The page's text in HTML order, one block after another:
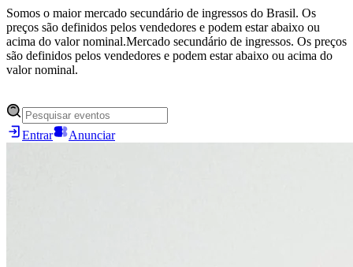
Somos o maior mercado secundário de ingressos do Brasil. Os
preços são definidos pelos vendedores e podem estar abaixo ou
acima do valor nominal.Mercado secundário de ingressos. Os preços
são definidos pelos vendedores e podem estar abaixo ou acima do
valor nominal.
Entrar Anunciar